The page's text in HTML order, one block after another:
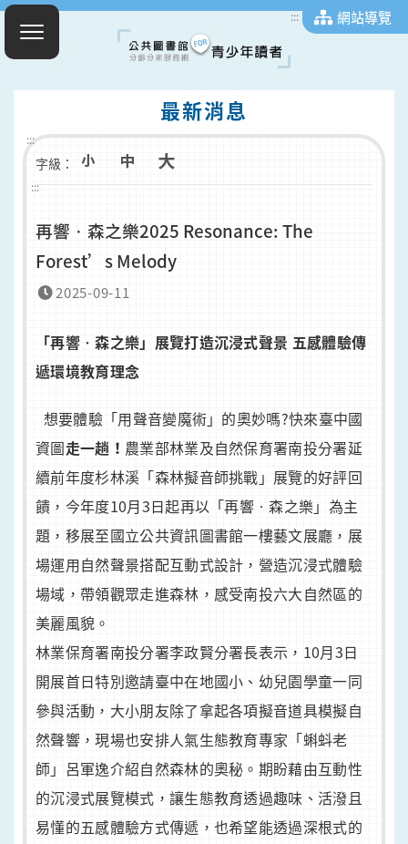
::: 網站導覽
最新消息
:::
字級：
:::
再響‧森之樂2025 Resonance: The
Forest’s Melody
2025-09-11
「再響‧森之樂」展覽打造沉浸式聲景 五感體驗傳
遞環境教育理念
想要體驗「用聲音變魔術」的奧妙嗎?快來臺中國
資圖走一趟！ 農業部林業及自然保育署南投分署延
續前年度杉林溪「森林擬音師挑戰」展覽的好評回
饋，今年度10月3日起再以「再響‧森之樂」為主
題，移展至國立公共資訊圖書館一樓藝文展廳，展
場運用自然聲景搭配互動式設計，營造沉浸式體驗
場域，帶領觀眾走進森林，感受南投六大自然區的
美麗風貌。
林業保育署南投分署李政賢分署長表示，10月3日
開展首日特別邀請臺中在地國小、幼兒園學童一同
參與活動，大小朋友除了拿起各項擬音道具模擬自
然聲響，現場也安排人氣生態教育專家「蝌蚪老
師」呂軍逸介紹自然森林的奧秘。期盼藉由互動性
的沉浸式展覽模式，讓生態教育透過趣味、活潑且
易懂的五感體驗方式傳遞，也希望能透過深根式的